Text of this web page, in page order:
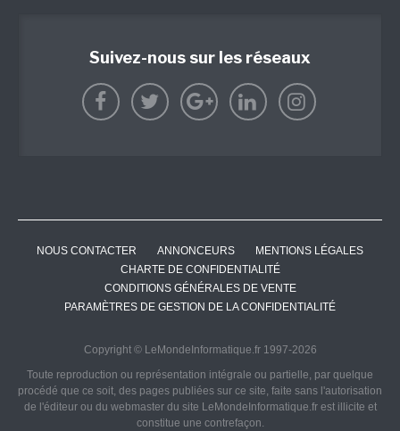
Suivez-nous sur les réseaux
NOUS CONTACTER ANNONCEURS
MENTIONS LÉGALES
CHARTE DE CONFIDENTIALITÉ
CONDITIONS GÉNÉRALES DE VENTE
PARAMÈTRES DE GESTION DE LA CONFIDENTIALITÉ
Copyright © LeMondeInformatique.fr 1997-2026
Toute reproduction ou représentation intégrale ou partielle, par quelque
procédé que ce soit, des pages publiées sur ce site, faite sans l'autorisation
de l'éditeur ou du webmaster du site LeMondeInformatique.fr est illicite et
constitue une contrefaçon.